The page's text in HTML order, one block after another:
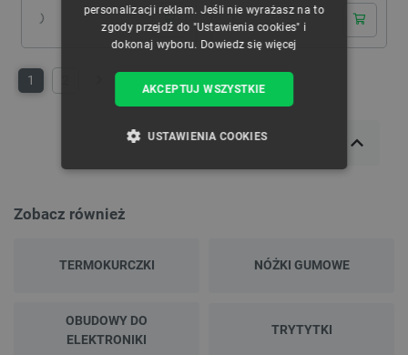
1
Zobacz również
TERMOKURCZKI NÓŻKI GUMOWE
OBUDOWY DO
ELEKTRONIKI
TRYTYTKI
personalizacji reklam. Jeśli nie wyrażasz na to
zgody przejdź do "Ustawienia cookies" i
dokonaj wyboru. Dowiedz się więcej
AKCEPTUJ WSZYSTKIE
USTAWIENIA COOKIES
TARGETOWANIE
FUNKCJONALNOŚĆ
Niezbędne